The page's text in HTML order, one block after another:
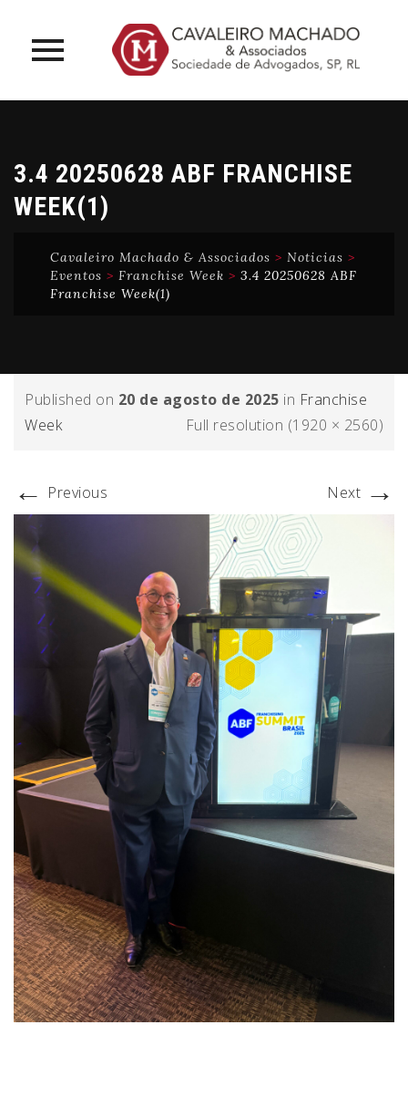
content
3.4 20250628 ABF FRANCHISE
WEEK(1)
Cavaleiro Machado & Associados > Noticias >
Eventos > Franchise Week > 3.4 20250628 ABF
Franchise Week(1)
Published on 20 de agosto de 2025 in Franchise
Week
Full resolution (1920 × 2560)
← Previous Next →